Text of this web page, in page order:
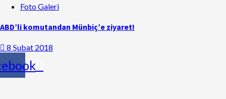
Foto Galeri
ABD’li komutandan Münbiç’e ziyaret!
8 Şubat 2018